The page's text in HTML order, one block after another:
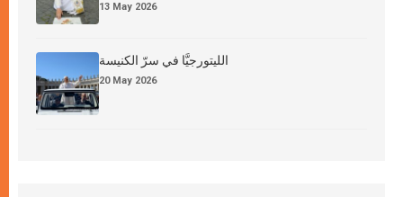
13 May 2026
الليتورجيَّا في سرّ الكنيسة
20 May 2026